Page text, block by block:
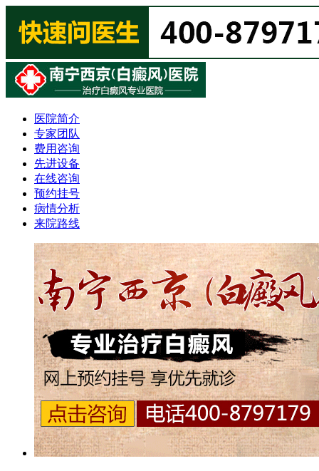
医院简介
专家团队
费用咨询
先进设备
在线咨询
预约挂号
病情分析
来院路线